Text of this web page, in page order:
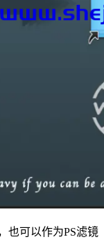
也可以作为PS滤镜